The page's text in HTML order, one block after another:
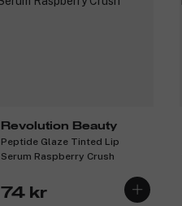
Revolution Beauty
Peptide Glaze Tinted Lip
Serum Raspberry Crush
74 kr